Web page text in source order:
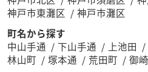
神戸市東灘区
神戸市灘区
町名から探す
中山手通
下山手通 上池田
林山町
塚本通 荒田町
御